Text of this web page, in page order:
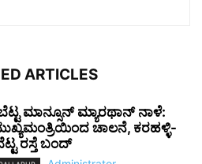
ARTICLES
ಮಾನ್ಸೂನ್ ಮ್ಯಾರಥಾನ್ ನಾಳೆ:
ಚಾಲನೆ, ಕರಹಳ್ಳಿ-
ರಸ್ತೆ ಬಂದ್